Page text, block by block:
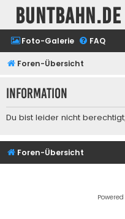
buntbahn.de
Foto-Galerie FAQ
Foren-Übersicht
Information
Du bist leider nicht
Foren-Übersicht